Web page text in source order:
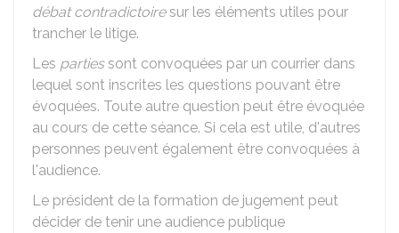
débat contradictoiresur les éléments utiles pour
trancher le litige.
Les partiessont convoquées par un courrier dans
lequel sont inscrites les questions pouvant être
évoquées. Toute autre question peut être évoquée
au cours de cette séance. Si cela est utile, d'autres
personnes peuvent également être convoquées à
l'audience.
Le président de la formation de jugement peut
décider de tenir une audience publique